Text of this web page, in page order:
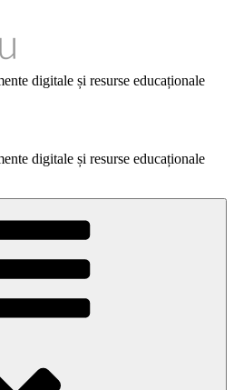
digitale și resurse educaționale
digitale și resurse educaționale